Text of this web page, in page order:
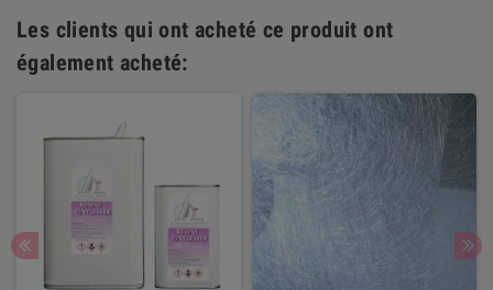
Les clients qui ont acheté ce produit ont
également acheté: